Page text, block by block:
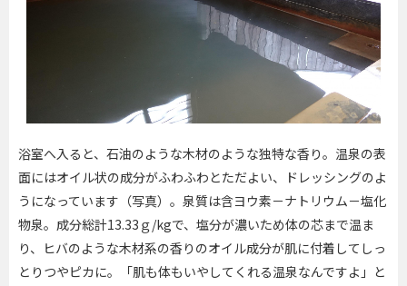
浴室へ入ると、石油のような木材のような独特な香り。温泉の表
面にはオイル状の成分がふわふわとただよい、ドレッシングのよ
うになっています（写真）。泉質は含ヨウ素－ナトリウム－塩化
物泉。成分総計13.33 ｇ/kgで、塩分が濃いため体の芯まで温ま
り、ヒバのような木材系の香りのオイル成分が肌に付着してしっ
とりつやピカに。「肌も体もいやしてくれる温泉なんですよ」と